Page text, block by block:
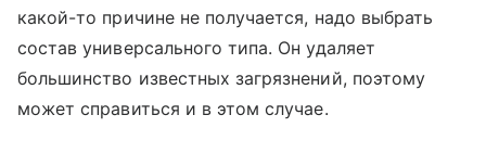
какой-то причине не получается, надо выбрать
состав универсального типа. Он удаляет
большинство известных загрязнений, поэтому
может справиться и в этом случае.